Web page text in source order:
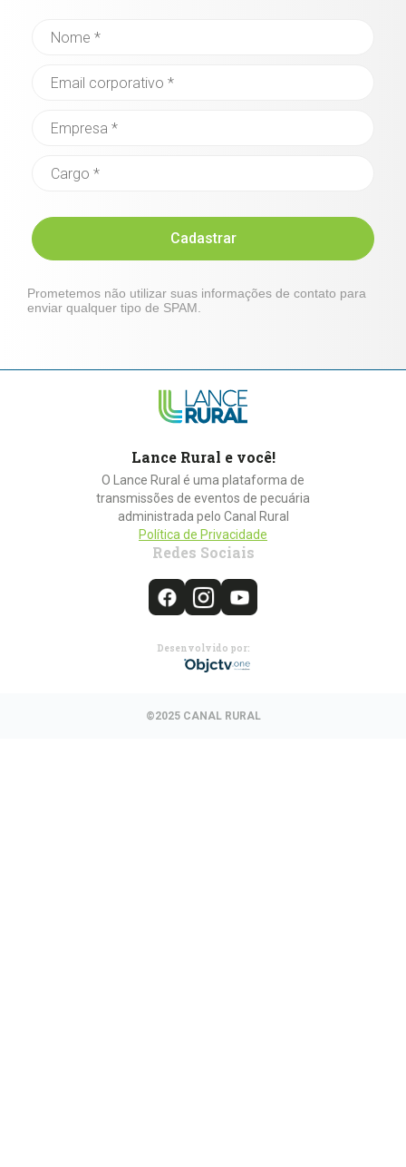
Cadastrar
Prometemos não utilizar suas informações de contato para
enviar qualquer tipo de SPAM.
Lance Rural e você!
O Lance Rural é uma plataforma de
transmissões de eventos de pecuária
administrada pelo Canal Rural
Política de Privacidade
Redes Sociais
Desenvolvido por:
©2025 CANAL RURAL